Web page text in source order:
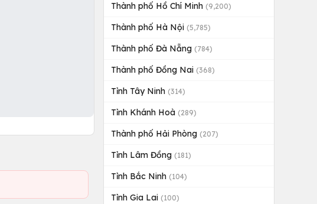
Thành phố Hồ Chí Minh (9,200)
Thành phố Hà Nội (5,785)
Thành phố Đà Nẵng (784)
Thành phố Đồng Nai (368)
Tỉnh Tây Ninh (314)
Tỉnh Khánh Hoà (289)
Thành phố Hải Phòng (207)
Tỉnh Lâm Đồng (181)
Tỉnh Bắc Ninh (104)
Tỉnh Gia Lai (100)